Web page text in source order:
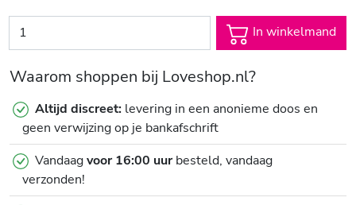
In winkelmand
Waarom shoppen bij Loveshop.nl?
Altijd discreet: levering in een anonieme doos en
geen verwijzing op je bankafschrift
Vandaagvoor 16:00 uurbesteld, vandaag
verzonden!